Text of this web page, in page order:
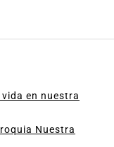
en nuestra
Nuestra